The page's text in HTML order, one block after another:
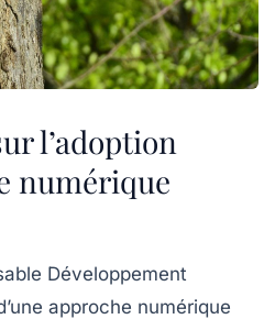
l’adoption
numérique
Développement
approche numérique